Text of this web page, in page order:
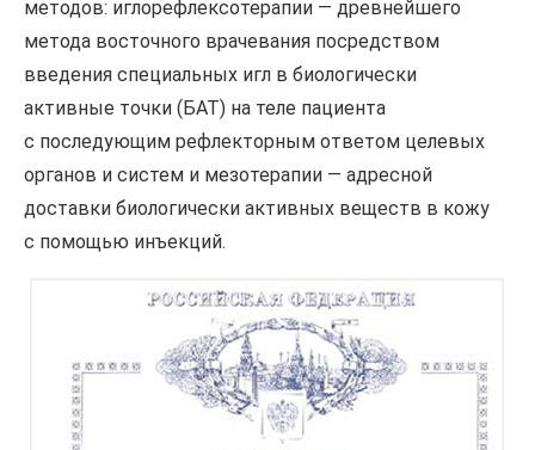
методов: иглорефлексотерапии — древнейшего
метода восточного врачевания посредством
введения специальных игл в биологически
активные точки (БАТ) на теле пациента
с последующим рефлекторным ответом целевых
органов и систем и мезотерапии — адресной
доставки биологически активных веществ в кожу
с помощью инъекций.